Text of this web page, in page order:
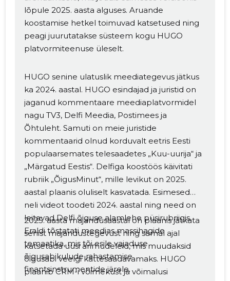
lõpule 2025. aasta alguses. Aruande
koostamise hetkel toimuvad katsetused ning
peagi juurutatakse süsteem kogu HUGO
platvormiteenuse üleselt.
HUGO senine ulatuslik meediategevus jätkus
ka 2024. aastal. HUGO esindajad ja juristid on
jaganud kommentaare meediaplatvormidel
nagu TV3, Delfi Meedia, Postimees ja
Õhtuleht. Samuti on meie juristide
kommentaarid olnud korduvalt eetris Eesti
populaarsemates telesaadetes „Kuu-uurija“ ja
„Märgatud Eestis“. Delfiga koostöös käivitati
rubriik „ÕigusMinut“, mille levikut on 2025.
aastal plaanis oluliselt kasvatada. Esimesed
neli videot toodeti 2024. aastal ning need on
leitavad Delfi õiguse alamlehe püsirubriigis.
Eraldi tõstatati meedias massihagide
temaatika, mis tõi esile vajaduse
õigusabikulude rahastamise
finantsinstrumentide järele.
2025. aasta majandusaastal on plaanis jätkata
senist majandustegevust ning samal ajal
katsetada uusi ärimudeleid, mis muudaksid
õigusabi veelgi kättesaadavamaks. HUGO
plaanib CRM-i võimekust ja võimalusi